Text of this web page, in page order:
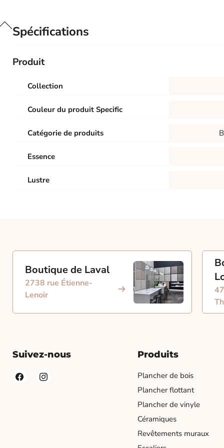
Spécifications
Produit
Collection
Couleur du produit Specific
Catégorie de produits
Essence
Lustre
Boutique de Laval
2738 rue Étienne-
Lenoir
Suivez-nous Produits
Plancher de bois
Plancher flottant
Plancher de vinyle
Céramiques
Revêtements muraux